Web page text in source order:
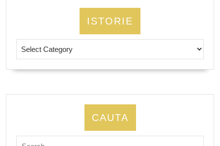
ISTORIE
CAUTA